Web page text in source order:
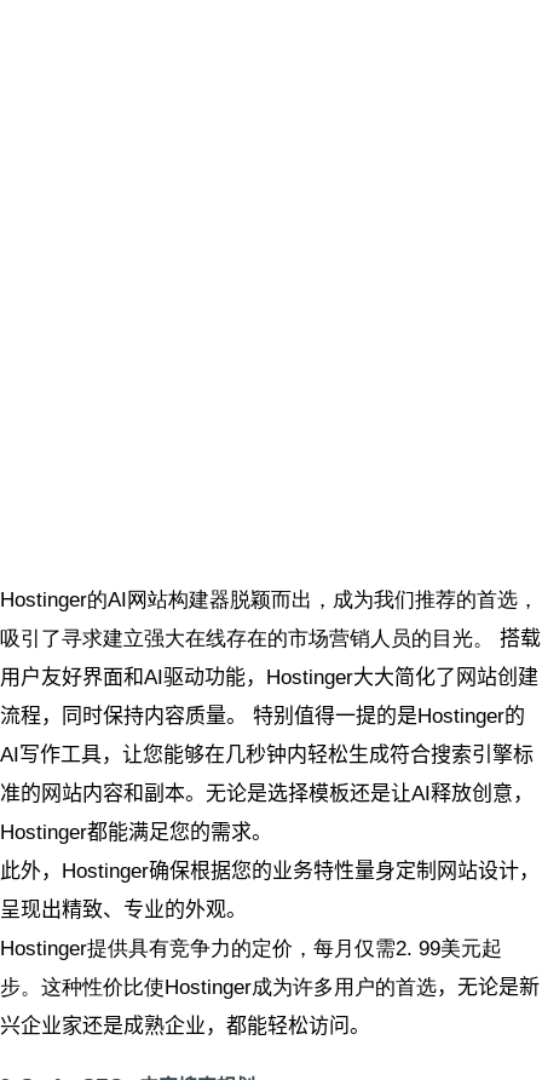
Hostinger的AI网站构建器脱颖而出，成为我们推荐的首选，
吸引了寻求建立强大在线存在的市场营销人员的目光。
搭载
用户友好界面和AI驱动功能，Hostinger大大简化了网站创建
流程，同时保持内容质量。 特别值得一提的是Hostinger的
AI写作工具，让您能够在几秒钟内轻松生成符合搜索引擎标
准的网站内容和副本。无论是选择模板还是让AI释放创意，
Hostinger都能满足您的需求。
此外，Hostinger确保根据您的业务特性量身定制网站设计，
呈现出精致、专业的外观。
Hostinger提供具有竞争力的定价，每月仅需2. 99美元起
步。这种性价比使Hostinger成为许多用户的首选，无论是新
兴企业家还是成熟企业，都能轻松访问。